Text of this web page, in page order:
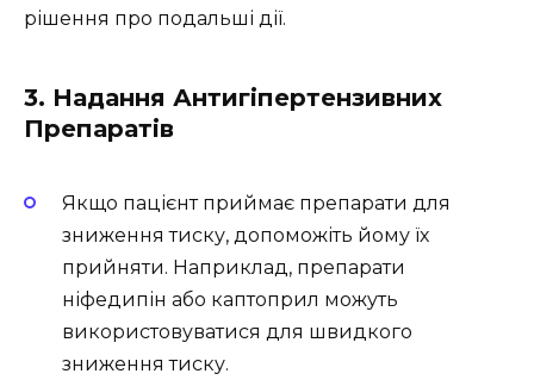
рішення про подальші дії.
3. Надання Антигіпертензивних
Препаратів
Якщо пацієнт приймає препарати для
зниження тиску, допоможіть йому їх
прийняти. Наприклад, препарати
ніфедипін або каптоприл можуть
використовуватися для швидкого
зниження тиску.